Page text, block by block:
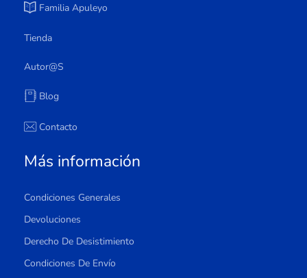
Familia Apuleyo
Tienda
Autor@s
Blog
Contacto
Más información
Condiciones Generales
Devoluciones
Derecho De Desistimiento
Condiciones De Envío